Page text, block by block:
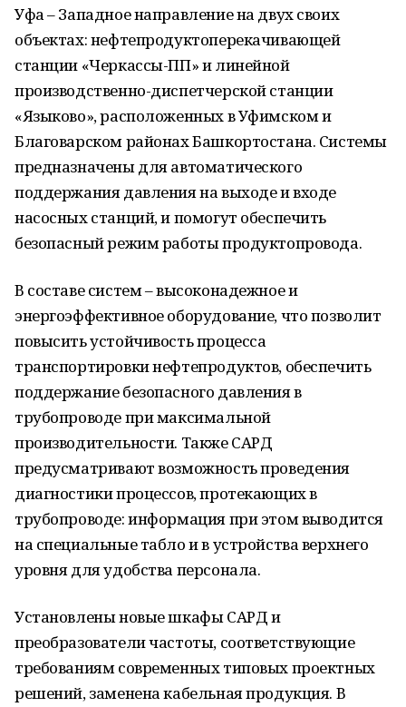
Уфа – Западное направление на двух своих
объектах: нефтепродуктоперекачивающей
станции «Черкассы-ПП» и линейной
производственно-диспетчерской станции
«Языково», расположенных в Уфимском и
Благоварском районах Башкортостана. Системы
предназначены для автоматического
поддержания давления на выходе и входе
насосных станций, и помогут обеспечить
безопасный режим работы продуктопровода.
В составе систем – высоконадежное и
энергоэффективное оборудование, что позволит
повысить устойчивость процесса
транспортировки нефтепродуктов, обеспечить
поддержание безопасного давления в
трубопроводе при максимальной
производительности. Также САРД
предусматривают возможность проведения
диагностики процессов, протекающих в
трубопроводе: информация при этом выводится
на специальные табло и в устройства верхнего
уровня для удобства персонала.
Установлены новые шкафы САРД и
преобразователи частоты, соответствующие
требованиям современных типовых проектных
решений, заменена кабельная продукция. В